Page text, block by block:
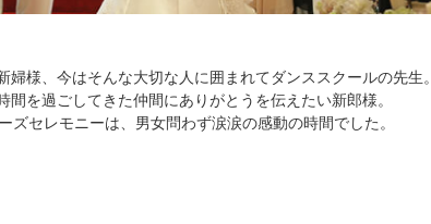
様、今はそんな大切な人に囲まれてダンススクールの先生。
を過ごしてきた仲間にありがとうを伝えたい新郎様。
セレモニーは、男女問わず涙涙の感動の時間でした。